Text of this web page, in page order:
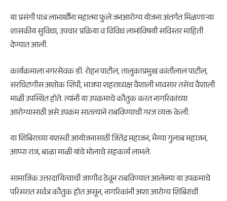
या प्रसंगी पात्र लाभार्थींना महात्मा फुले जनआरोग्य योजना अंतर्गत मिळणाऱ्या
शासकीय सुविधा, उपचार प्रक्रिया व विविध लाभांविषयी सविस्तर माहिती
देण्यात आली.
कार्यक्रमाला नगरसेवक डॉ. रोहन पाटील, तालुकाप्रमुख कांतीलाल पाटील,
सरचिटणीस अशोक शिंपी, भाजपा शहराध्यक्ष वैशाली भावसार तसेच वैशाली
माळी उपस्थित होते. त्यांनी या उपक्रमाचे कौतुक करत नागरिकांच्या
आरोग्यासाठी असे उपक्रम सातत्याने राबविण्याची गरज व्यक्त केली.
या शिबिराच्या यशस्वी आयोजनासाठी जितेंद्र महाजन, भैय्या गुलाब महाजन,
आप्पा राज, बाळा माळी यांचे मोलाचे सहकार्य लाभले.
सामाजिक उत्तरदायित्वाची जाणीव ठेवून राबविण्यात आलेल्या या उपक्रमाचे
परिसरात सर्वत्र कौतुक होत असून, नागरिकांनी अशा आरोग्य शिबिरांची